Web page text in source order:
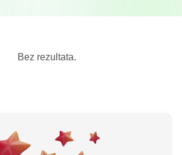
Bez rezultata.